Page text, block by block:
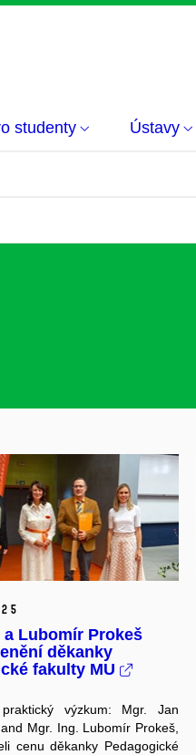
studenty Ústavy
a Lubomír Prokeš
děkanky
fakulty MU
výzkum: Mgr. Jan
Mgr. Ing.
Lubomír Prokeš,
cenu děkanky Pedagogické